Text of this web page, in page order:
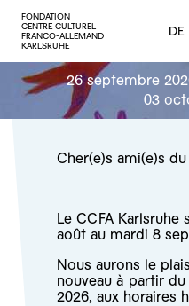
FONDATION
CENTRE CULTUREL
FRANCO-ALLEMAND
KARLSRUHE
DE
26 septembre
03
Cher(e)s ami(e)s du
Le CCFA
août au mardi 8
Nous aurons le
nouveau à partir
2026, aux horaires